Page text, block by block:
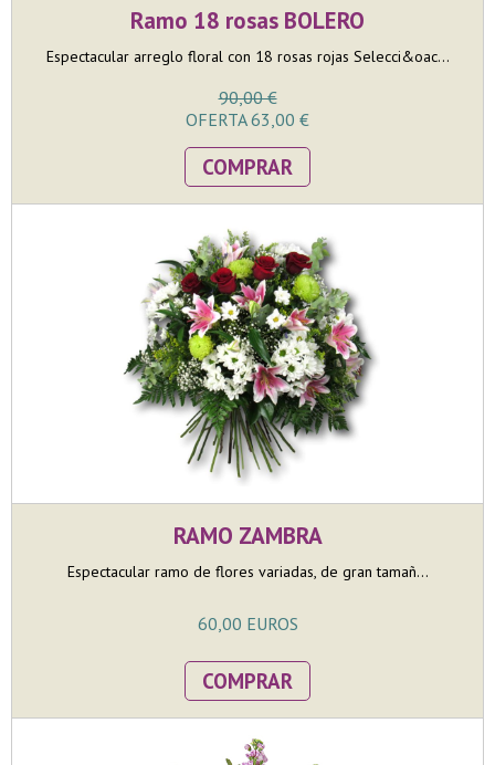
Ramo 18 rosas BOLERO
Espectacular arreglo floral con 18 rosas rojas Selecci&oac...
90,00 €
OFERTA 63,00 €
COMPRAR
RAMO ZAMBRA
Espectacular ramo de flores variadas, de gran tamañ...
60,00 EUROS
COMPRAR